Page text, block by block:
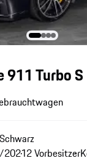
911 Turbo S
Schwarz
2 Vorbesitzer